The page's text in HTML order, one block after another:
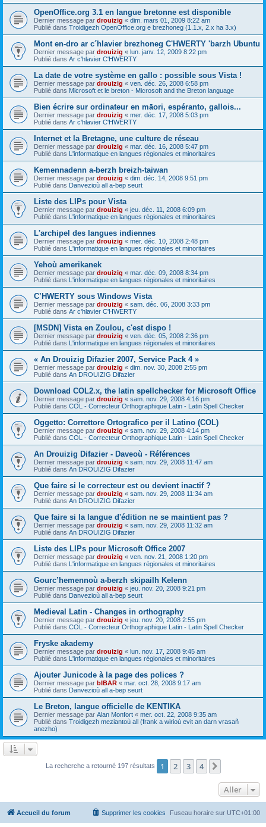
OpenOffice.org 3.1 en langue bretonne est disponible
Dernier message par drouizig « dim. mars 01, 2009 8:22 am
Publié dans Troidigezh OpenOffice.org e brezhoneg (1.1.x, 2.x ha 3.x)
Mont en-dro ar c´hlavier brezhoneg C'HWERTY 'barzh Ubuntu
Dernier message par drouizig « lun. janv. 12, 2009 8:22 pm
Publié dans Ar c'hlavier C'HWERTY
La date de votre système en gallo : possible sous Vista !
Dernier message par drouizig « ven. déc. 26, 2008 6:58 pm
Publié dans Microsoft et le breton - Microsoft and the Breton language
Bien écrire sur ordinateur en māori, espéranto, gallois...
Dernier message par drouizig « mer. déc. 17, 2008 5:03 pm
Publié dans Ar c'hlavier C'HWERTY
Internet et la Bretagne, une culture de réseau
Dernier message par drouizig « mar. déc. 16, 2008 5:47 pm
Publié dans L'informatique en langues régionales et minoritaires
Kemennadenn a-berzh breizh-taiwan
Dernier message par drouizig « dim. déc. 14, 2008 9:51 pm
Publié dans Danvezioù all a-bep seurt
Liste des LIPs pour Vista
Dernier message par drouizig « jeu. déc. 11, 2008 6:09 pm
Publié dans L'informatique en langues régionales et minoritaires
L'archipel des langues indiennes
Dernier message par drouizig « mer. déc. 10, 2008 2:48 pm
Publié dans L'informatique en langues régionales et minoritaires
Yehoù amerikanek
Dernier message par drouizig « mar. déc. 09, 2008 8:34 pm
Publié dans L'informatique en langues régionales et minoritaires
C’HWERTY sous Windows Vista
Dernier message par drouizig « sam. déc. 06, 2008 3:33 pm
Publié dans Ar c'hlavier C'HWERTY
[MSDN] Vista en Zoulou, c'est dispo !
Dernier message par drouizig « ven. déc. 05, 2008 2:36 pm
Publié dans L'informatique en langues régionales et minoritaires
« An Drouizig Difazier 2007, Service Pack 4 »
Dernier message par drouizig « dim. nov. 30, 2008 2:55 pm
Publié dans An DROUIZIG Difazier
Download COL2.x, the latin spellchecker for Microsoft Office
Dernier message par drouizig « sam. nov. 29, 2008 4:16 pm
Publié dans COL - Correcteur Orthographique Latin - Latin Spell Checker
Oggetto: Correttore Ortografico per il Latino (COL)
Dernier message par drouizig « sam. nov. 29, 2008 4:14 pm
Publié dans COL - Correcteur Orthographique Latin - Latin Spell Checker
An Drouizig Difazier - Daveoù - Références
Dernier message par drouizig « sam. nov. 29, 2008 11:47 am
Publié dans An DROUIZIG Difazier
Que faire si le correcteur est ou devient inactif ?
Dernier message par drouizig « sam. nov. 29, 2008 11:34 am
Publié dans An DROUIZIG Difazier
Que faire si la langue d'édition ne se maintient pas ?
Dernier message par drouizig « sam. nov. 29, 2008 11:32 am
Publié dans An DROUIZIG Difazier
Liste des LIPs pour Microsoft Office 2007
Dernier message par drouizig « ven. nov. 21, 2008 1:20 pm
Publié dans L'informatique en langues régionales et minoritaires
Gourc’hemennoù a-berzh skipailh Kelenn
Dernier message par drouizig « jeu. nov. 20, 2008 9:21 pm
Publié dans Danvezioù all a-bep seurt
Medieval Latin - Changes in orthography
Dernier message par drouizig « jeu. nov. 20, 2008 2:55 pm
Publié dans COL - Correcteur Orthographique Latin - Latin Spell Checker
Fryske akademy
Dernier message par drouizig « lun. nov. 17, 2008 9:45 am
Publié dans L'informatique en langues régionales et minoritaires
Ajouter Junicode à la page des polices ?
Dernier message par bIBAR « mar. oct. 28, 2008 9:17 am
Publié dans Danvezioù all a-bep seurt
Le Breton, langue officielle de KENTIKA
Dernier message par Alan Monfort « mer. oct. 22, 2008 9:35 am
Publié dans Troidigezh meziantoù all (frank a wirioù evit an darn vrasañ
anezho)
La recherche a retourné 197 résultats 1 2 3 4
Aller
Accueil du forum Fuseau horaire sur UTC+01:00
Supprimer les cookies